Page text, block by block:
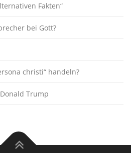
Fakten“
bei Gott?
christi“ handeln?
Trump